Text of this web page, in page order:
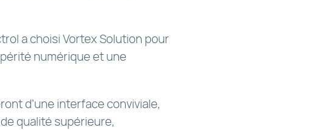
a choisi Vortex Solution pour
numérique et une
d’une interface conviviale,
qualité supérieure,